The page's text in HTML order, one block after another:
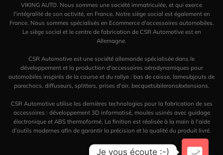
VIKING AUTO. Nous sommes une société immatriculée, et qui exerce
l'intégralité de son activité, en France. Notre siège social est également en
France. Nous sommes spécialisés en Ecommerce d'accessoires automobiles.
Le siège social et le centre de fabrication de CSR Automotive est en
Allemagne.
CSR Automotive est une société allemande spécialisée dans le
développement et la production d'accessoires aérodynamiques pour
automobiles inspirés de la course et du rallye : bas de caisse, lames/ajouts de
parechocs, diffuseurs, splitters, prises d'air, becquets/ailerons/extensions.
CSR Automotive utilise les dernières technologies pour la fabrication de ses
accessoires : développement 3D informatisé, moules usinés avec guidage
électronique et ABS thermoformé. La finition est réalisée à la main à l'aide
d'outils modernes afin de garantir la précision et la qualité du produit livré.
Je vous écoute :-)